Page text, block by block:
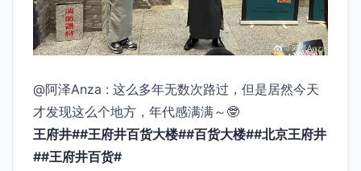
@阿泽Anza : 这么多年无数次路过，但是居然今天
才发现这么个地方，年代感满满～🤓
王府井##王府井百货大楼##百货大楼##北京王府井
##王府井百货# ​